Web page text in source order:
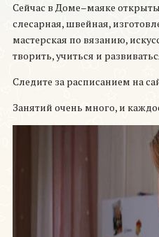
Сейчас в Доме–маяке
слесарная, швейная,
мастерская по вязанию,
творить, учиться и
Следите за расписанием на
Занятий очень много, и